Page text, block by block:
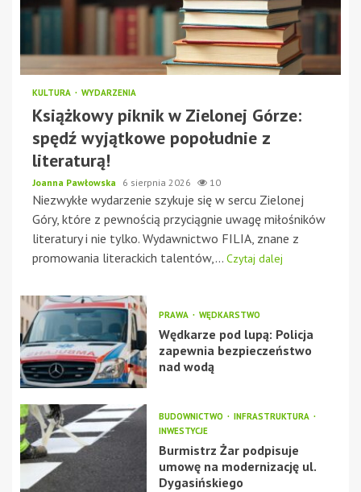
KULTURA WYDARZENIA
Książkowy piknik w Zielonej Górze:
spędź wyjątkowe popołudnie z
literaturą!
Joanna Pawłowska 6 sierpnia 2026 10
Niezwykłe wydarzenie szykuje się w sercu Zielonej
Góry, które z pewnością przyciągnie uwagę miłośników
literatury i nie tylko. Wydawnictwo FILIA, znane z
promowania literackich talentów,... Czytaj dalej
PRAWA WĘDKARSTWO
Wędkarze pod lupą: Policja
zapewnia bezpieczeństwo
nad wodą
BUDOWNICTWO
INFRASTRUKTURA
INWESTYCJE
Burmistrz Żar podpisuje
umowę na modernizację ul.
Dygasińskiego